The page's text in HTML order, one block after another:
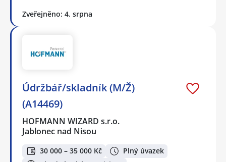
Zveřejněno: 4. srpna
Údržbář/skladník (M/Ž)
(A14469)
HOFMANN WIZARD s.r.o.
Jablonec nad Nisou
30 000 – 35 000 Kč
Plný úvazek